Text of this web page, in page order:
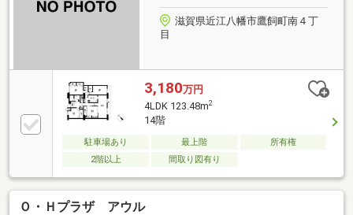
滋賀県近江八幡市鷹飼町南４丁
目
3,180万円
4LDK 123.48m2
14階
駐車場あり 最上階
所有権
2階以上
間取り図有り
Ｏ・Ｈプラザ アウル